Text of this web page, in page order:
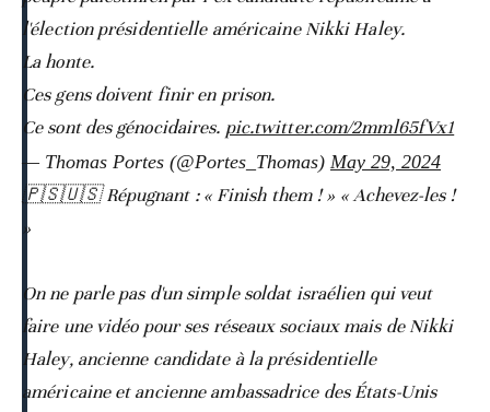
l'élection présidentielle américaine Nikki Haley.
La honte.
Ces gens doivent finir en prison.
Ce sont des génocidaires. pic.twitter.com/2mml65fVx1
— Thomas Portes (@Portes_Thomas) May 29, 2024
🇵🇸🇺🇸 Répugnant : « Finish them ! » « Achevez-les !
»
On ne parle pas d'un simple soldat israélien qui veut
faire une vidéo pour ses réseaux sociaux mais de Nikki
Haley, ancienne candidate à la présidentielle
américaine et ancienne ambassadrice des États-Unis